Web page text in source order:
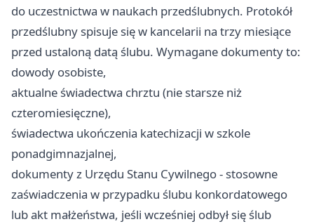
do uczestnictwa w naukach przedślubnych. Protokół
przedślubny spisuje się w kancelarii na trzy miesiące
przed ustaloną datą ślubu. Wymagane dokumenty to:
dowody osobiste,
aktualne świadectwa chrztu (nie starsze niż
czteromiesięczne),
świadectwa ukończenia katechizacji w szkole
ponadgimnazjalnej,
dokumenty z Urzędu Stanu Cywilnego - stosowne
zaświadczenia w przypadku ślubu konkordatowego
lub akt małżeństwa, jeśli wcześniej odbył się ślub